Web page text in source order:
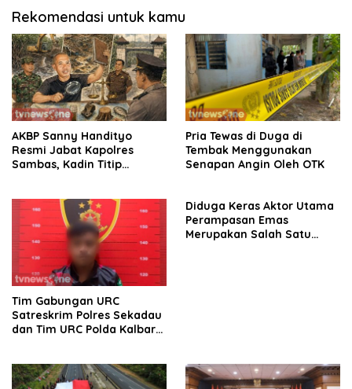
Rekomendasi untuk kamu
AKBP Sanny Handityo
Resmi Jabat Kapolres
Sambas, Kadin Titip
Pria Tewas di Duga di
Tembak Menggunakan
Senapan Angin Oleh OTK
Tim Gabungan URC
Satreskrim Polres Sekadau
dan Tim URC Polda Kalbar
Diduga Keras Aktor Utama
Perampasan Emas
Merupakan Salah Satu